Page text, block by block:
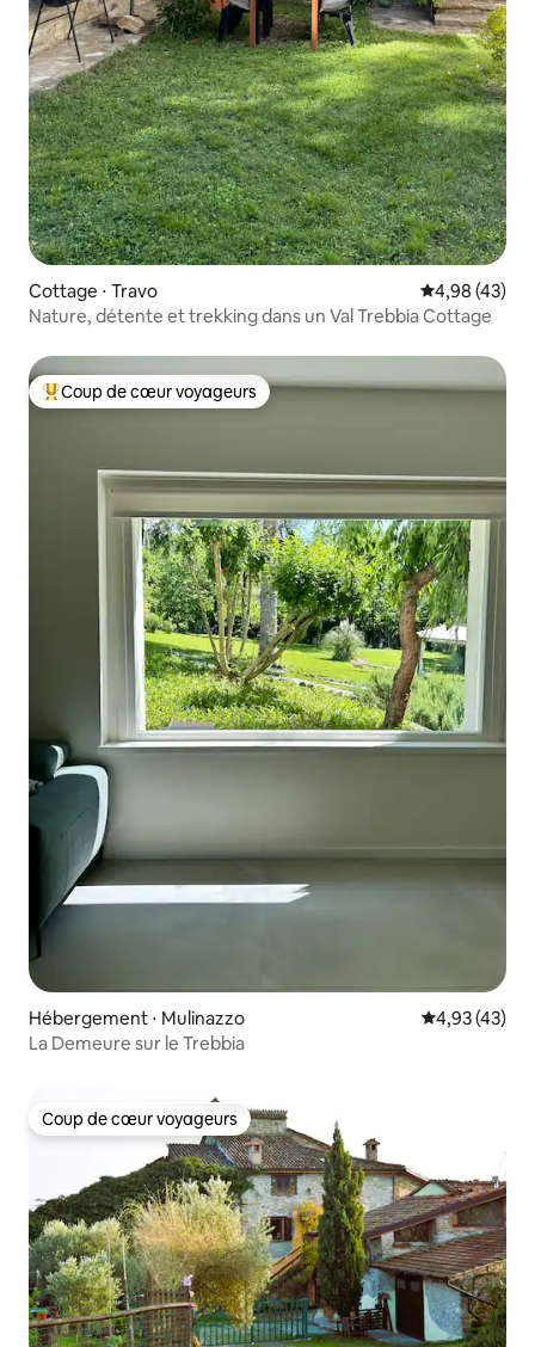
Cottage ⋅ Travo Évaluation
4,98 (43)
Nature, détente et trekking dans un Val Trebbia Cottage
Coups de cœur voyageurs les plus appréciés
Coup de cœur voyageurs
Hébergement ⋅ Mulinazzo Évaluation
4,93 (43)
La Demeure sur le Trebbia
Coup de cœur voyageurs
Coup de cœur voyageurs